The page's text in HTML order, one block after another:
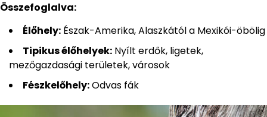
Összefoglalva:
Élőhely: Észak-Amerika, Alaszkától a Mexikói-öbölig
Tipikus élőhelyek: Nyílt erdők, ligetek,
mezőgazdasági területek, városok
Fészkelőhely:Odvas fák